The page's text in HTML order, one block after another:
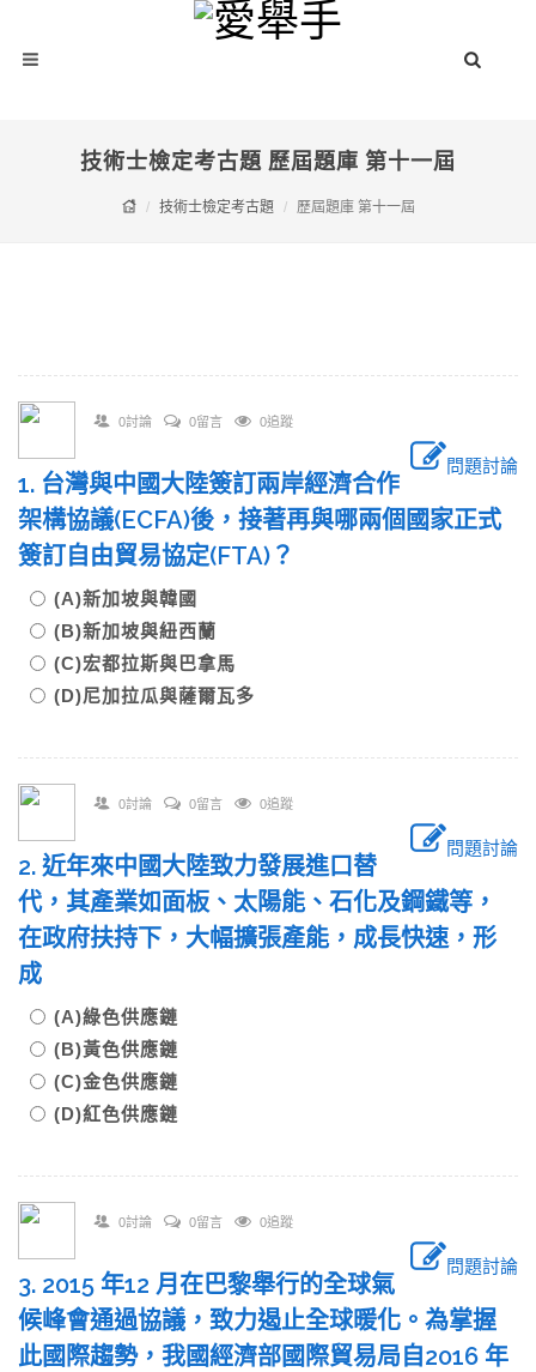
技術士檢定考古題 歷屆題庫 第十一屆
技術士檢定考古題 歷屆題庫 第十一屆
0討論 0留言 0追蹤
問題討論
1. 台灣與中國大陸簽訂兩岸經濟合作
架構協議(ECFA)後，接著再與哪兩個國家正式
簽訂自由貿易協定(FTA)？
(A)新加坡與韓國
(B)新加坡與紐西蘭
(C)宏都拉斯與巴拿馬
(D)尼加拉瓜與薩爾瓦多
0討論 0留言 0追蹤
問題討論
2. 近年來中國大陸致力發展進口替
代，其產業如面板、太陽能、石化及鋼鐵等，
在政府扶持下，大幅擴張產能，成長快速，形
成
(A)綠色供應鏈
(B)黃色供應鏈
(C)金色供應鏈
(D)紅色供應鏈
0討論 0留言 0追蹤
問題討論
3. 2015 年12 月在巴黎舉行的全球氣
候峰會通過協議，致力遏止全球暖化。為掌握
此國際趨勢，我國經濟部國際貿易局自2016 年